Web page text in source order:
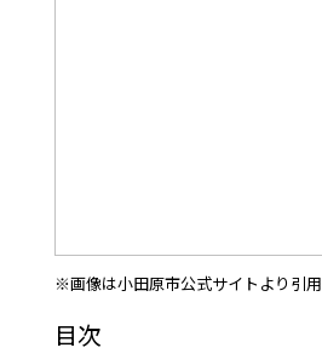
※画像は小田原市公式サイトより引用
目次